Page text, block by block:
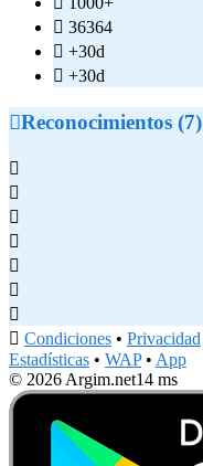
 36364
 +30d
 +30d
Reconocimientos (7)







 Condiciones • Privacidad
Estadísticas • WAP• App
© 2026 Argim.net14 ms